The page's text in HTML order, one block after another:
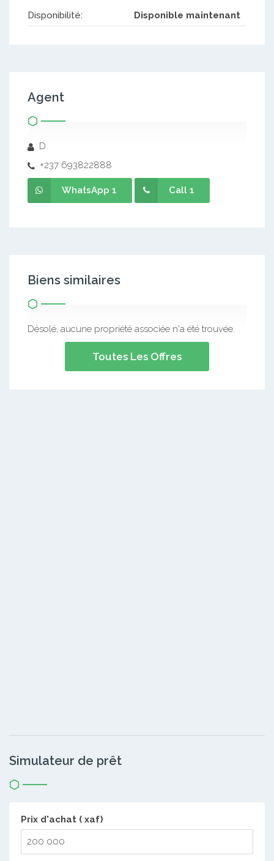
Disponibilité: Disponible maintenant
Agent
D
+237 693822888
WhatsApp 1 Call 1
Biens similaires
Désolé, aucune propriété associée n'a été trouvée.
Toutes Les Offres
Simulateur de prêt
Prix d'achat ( xaf)